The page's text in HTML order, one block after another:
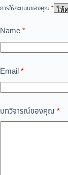
การให้คะแนนของคุณ *
Name*
Email*
บทวิจารณ์ของคุณ *